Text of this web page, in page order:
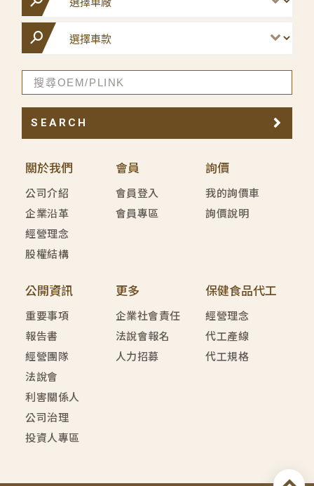
關於我們
公司介紹
企業沿革
經營理念
股權結構
會員
會員登入
會員專區
詢價
我的詢價車
詢價說明
公開資訊
重要事項
報告書
經營團隊
法說會
利害關係人
公司治理
投資人專區
更多
企業社會責任
法說會報名
人力招募
保健食品代工
經營理念
代工產線
代工規格
SEARCH